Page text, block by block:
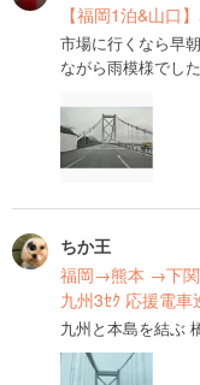
【福岡1泊&山口
市場に行くなら早
ながら雨模様でし
ちか王
福岡→熊本 →下関
九州3ｾｸ 応援電車
九州と本島を結ぶ